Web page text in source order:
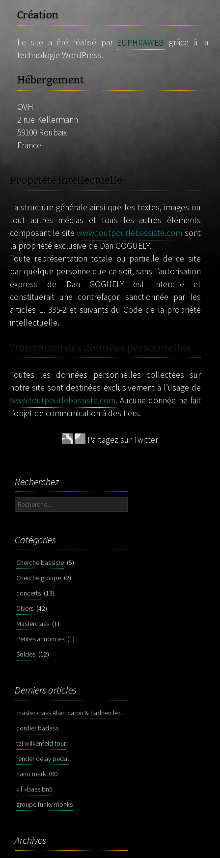
Création
Le site a été réalisé par EUPHRAWEB grâce à la
technologie WordPress.
Hébergement
OVH
2 rue Kellermann
59100 Roubaix
France
Propriété intellectuelle
La structure générale ainsi que les textes, images ou
tout autres médias et tous les autres éléments
composant le sitewww.toutpourlebassiste.com sont
la propriété exclusive de Dan GOGUELY.
Toute représentation totale ou partielle de ce site
par quelque personne que ce soit, sans l’autorisation
express de Dan GOGUELY est interdite et
constituerait une contrefaçon sanctionnée par les
articles L. 335-2 et suivants du Code de la propriété
intellectuelle.
Traitement des données personnelles
Toutes les données personnelles collectées sur
notre site sont destinées exclusivement à l’usage de
www.toutpourlebassiste.com. Aucune donnée ne fait
l’objet de communication à des tiers.
Partagez sur Twitter
Recherchez
Rechercher :
Catégories
Cherche bassiste (5)
Cherche groupe (2)
concerts (13)
Divers (42)
Masterclass (1)
Petites annonces (1)
Soldes (12)
Derniers articles
master class Alain caron & hadrien feraud
cordier badass
tal wilkenfeld tour
fender delay pedal
nano mark 300
« f »bass bn5
groupe funky monks
Archives